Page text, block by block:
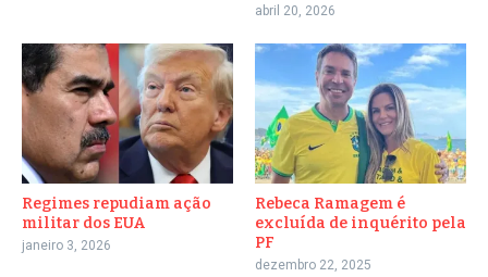
abril 20, 2026
Regimes repudiam ação
militar dos EUA
janeiro 3, 2026
Rebeca Ramagem é
excluída de inquérito pela
PF
dezembro 22, 2025